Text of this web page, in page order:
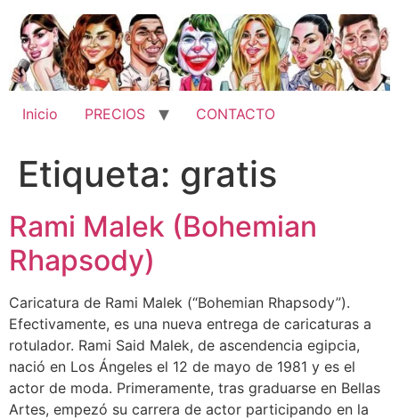
contenido
Inicio PRECIOS CONTACTO
Etiqueta: gratis
Rami Malek (Bohemian
Rhapsody)
Caricatura de Rami Malek (“Bohemian Rhapsody”).
Efectivamente, es una nueva entrega de caricaturas a
rotulador. Rami Said Malek, de ascendencia egipcia,
nació en Los Ángeles el 12 de mayo de 1981 y es el
actor de moda. Primeramente, tras graduarse en Bellas
Artes, empezó su carrera de actor participando en la